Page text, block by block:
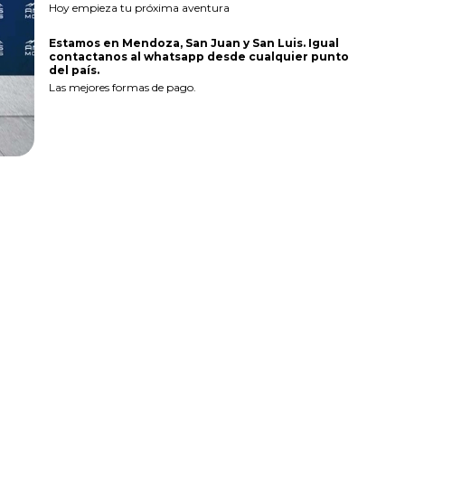
Hoy empieza tu próxima aventura
Estamos en Mendoza, San Juan y San Luis. Igual
contactanos al whatsapp desde cualquier punto
del país.
Las mejores formas de pago.